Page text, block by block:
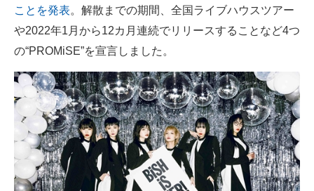
ITの今と未来を見通す
スマホと通信の最新トレンド
進化するPCとデバイスの未来
好きが集まる 比べて選べる
ビジネスと働き方のヒント
AI活用のいまが分かる
ことを発表。解散までの期間、全国ライブハウスツアー
や2022年1月から12カ月連続でリリースすることなど4つ
の“PROMiSE”を宣言しました。